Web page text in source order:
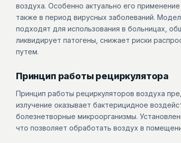
воздуха. Особенно актуально его
также в период вирусных заболеваний.
подходят для использования в больницах,
ликвидирует патогены, снижает риски
путем.
Принцип работы рециркулятора
Принцип работы рециркуляторов воздуха
излучение оказывает бактерицидное
болезнетворные микроорганизмы.
что позволяет обработать воздух в